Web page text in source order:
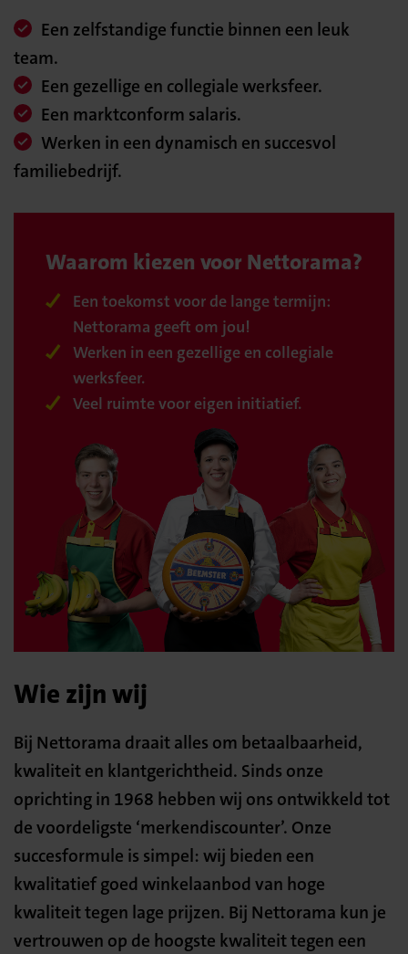
Een zelfstandige functie binnen een leuk
team.
Een gezellige en collegiale werksfeer.
Een marktconform salaris.
Werken in een dynamisch en succesvol
familiebedrijf.
Waarom kiezen voor Nettorama?
Een toekomst voor de lange termijn:
Nettorama geeft om jou!
Werken in een gezellige en collegiale
werksfeer.
Veel ruimte voor eigen initiatief.
Wie zijn wij
Bij Nettorama draait alles om betaalbaarheid,
kwaliteit en klantgerichtheid. Sinds onze
oprichting in 1968 hebben wij ons ontwikkeld tot
de voordeligste ‘merkendiscounter’. Onze
succesformule is simpel: wij bieden een
kwalitatief goed winkelaanbod van hoge
kwaliteit tegen lage prijzen. Bij Nettorama kun je
vertrouwen op de hoogste kwaliteit tegen een